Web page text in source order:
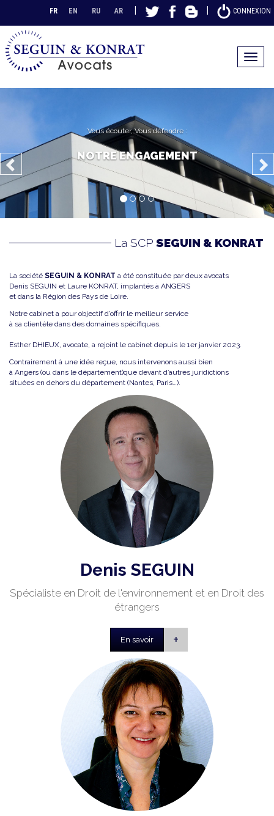
FR EN RU AR | | CONNEXION
Toggle
Vous écouter, Vous défendre :
NOTRE ENGAGEMENT
La SCP SEGUIN & KONRAT
La société SEGUIN & KONRAT a été constituée par deux avocats
Denis SEGUIN et Laure KONRAT, implantés à ANGERS
et dans la Région des Pays de Loire.
Notre cabinet a pour objectif d’offrir le meilleur service
à sa clientèle dans des domaines spécifiques.
Esther DHIEUX, avocate, a rejoint le cabinet depuis le 1er janvier 2023.
Contrairement à une idée reçue, nous intervenons aussi bien
à Angers (ou dans le département)que devant d’autres juridictions
situées en dehors du département (Nantes, Paris…).
Denis SEGUIN
Spécialiste en Droit de l'environnement et en Droit des
étrangers
En savoir +